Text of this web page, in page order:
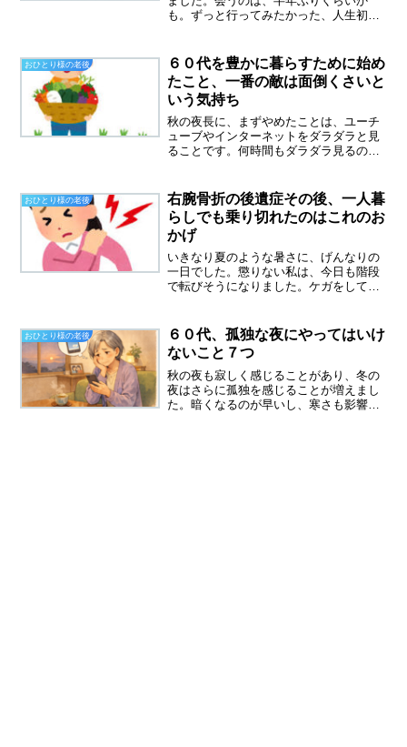
も。ずっと行ってみたかった、人生初の
を買って、まるでおのぼりさんです。初
めてのスカイツリー、ウロウ...
おひとり様の老後
６０代を豊かに暮らすために始め
たこと、一番の敵は面倒くさいと
いう気持ち
秋の夜長に、まずやめたことは、ユーチ
ューブやインターネットをダラダラと見
ることです。何時間もダラダラ見るのっ
こと。ひとりぼっちの秋の夜長は時間が
たっぷりあります。母を亡く...
おひとり様の老後
右腕骨折の後遺症その後、一人暮
らしでも乗り切れたのはこれのお
かげ
いきなり夏のような暑さに、げんなりの
一日でした。懲りない私は、今日も階段
で転びそうになりました。ケガをしてし
丈夫！と勝手に判断。でも、悲しいか
な、やはり筋力は確実に衰え...
おひとり様の老後
６０代、孤独な夜にやってはいけ
ないこと７つ
秋の夜も寂しく感じることがあり、冬の
夜はさらに孤独を感じることが増えまし
た。暗くなるのが早いし、寒さも影響し